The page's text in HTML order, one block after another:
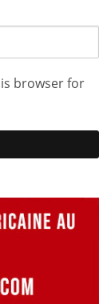
browser for